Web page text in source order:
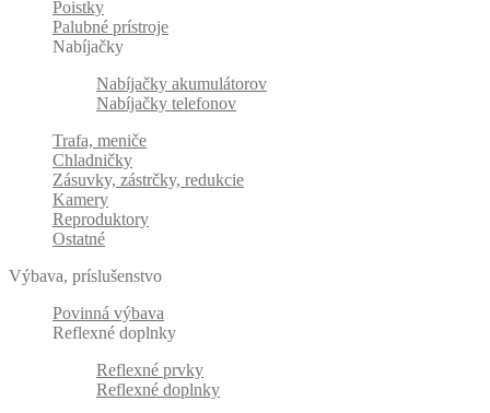
Poistky
Palubné prístroje
Nabíjačky
Nabíjačky akumulátorov
Nabíjačky telefonov
Trafa, meniče
Chladničky
Zásuvky, zástrčky, redukcie
Kamery
Reproduktory
Ostatné
Výbava, príslušenstvo
Povinná výbava
Reflexné doplnky
Reflexné prvky
Reflexné doplnky